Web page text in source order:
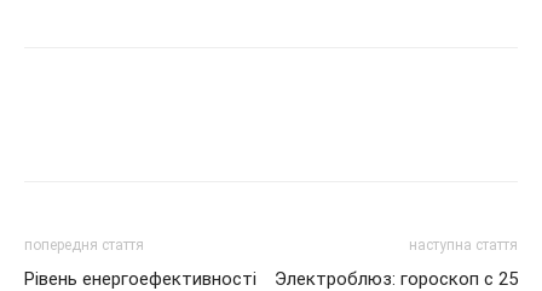
попередня стаття
Рівень енергоефективності
наступна стаття
Электроблюз: гороскоп с 25